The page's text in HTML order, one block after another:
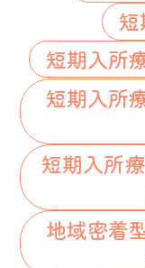
短期入所
短期入所
短期入所
地域密着